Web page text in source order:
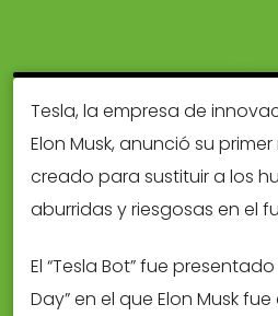
Tesla, la empresa de
Elon Musk, anunció su
creado para sustituir a los
aburridas y riesgosas en el
El “Tesla Bot” fue
Day” en el que Elon Musk